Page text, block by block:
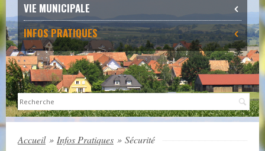
VIE MUNICIPALE
INFOS PRATIQUES
Accueil » Infos Pratiques » Sécurité